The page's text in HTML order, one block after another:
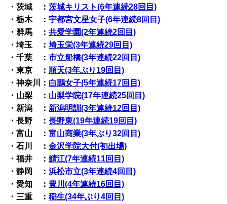
・茨城 ：茨城キリスト(6年連続28回目)
・栃木 ：宇都宮文星女子(6年連続8回目)
・群馬 ：共愛学園(2年連続2回目)
・埼玉 ：埼玉栄(3年連続29回目)
・千葉 ：市立船橋(3年連続22回目)
・東京 ： 順天(3年ぶり19回目)
・神奈川： 白鵬女子(5年連続17回目)
・山梨 ： 山梨学院(17年連続25回目)
・新潟 ： 新潟明訓(3年連続12回目)
・長野 ：長野東(19年連続19回目)
・富山 ：富山商業(3年ぶり32回目)
・石川 ：金沢学院大付(初出場)
・福井 ：鯖江(7年連続11回目)
・静岡 ：浜松市立(3年連続4回目)
・愛知 ： 豊川(4年連続16回目)
・三重 ：稲生(34年ぶり4回目)